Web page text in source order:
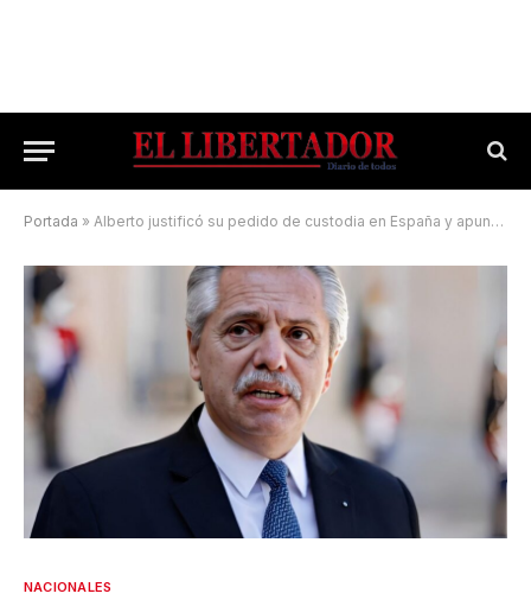
Portada » Alberto justificó su pedido de custodia en España y apuntó contra Bullrich
NACIONALES